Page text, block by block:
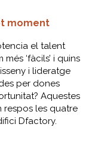
moment
el talent
‘fàcils’ i quins
i lideratge
per dones
Aquestes
respos les quatre
Dfactory.